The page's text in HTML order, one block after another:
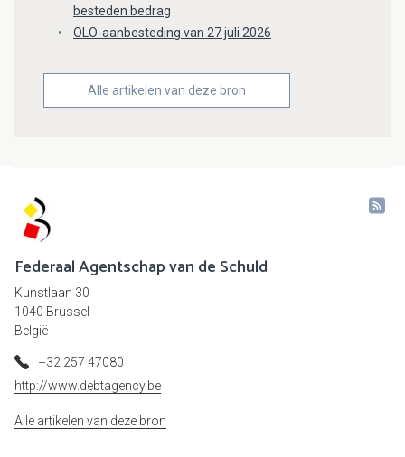
besteden bedrag
OLO-aanbesteding van 27 juli 2026
Alle artikelen van deze bron
Federaal Agentschap van de Schuld
Kunstlaan 30
1040 Brussel
België
+32 257 47080
http://www.debtagency.be
Alle artikelen van deze bron